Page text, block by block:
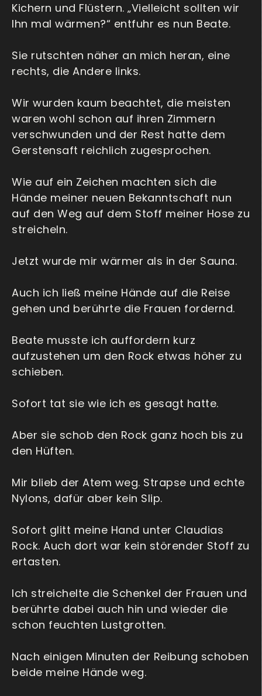
Kichern und Flüstern. „Vielleicht sollten wir
Ihn mal wärmen?“ entfuhr es nun Beate.
Sie rutschten näher an mich heran, eine
rechts, die Andere links.
Wir wurden kaum beachtet, die meisten
waren wohl schon auf ihren Zimmern
verschwunden und der Rest hatte dem
Gerstensaft reichlich zugesprochen.
Wie auf ein Zeichen machten sich die
Hände meiner neuen Bekanntschaft nun
auf den Weg auf dem Stoff meiner Hose zu
streicheln.
Jetzt wurde mir wärmer als in der Sauna.
Auch ich ließ meine Hände auf die Reise
gehen und berührte die Frauen fordernd.
Beate musste ich auffordern kurz
aufzustehen um den Rock etwas höher zu
schieben.
Sofort tat sie wie ich es gesagt hatte.
Aber sie schob den Rock ganz hoch bis zu
den Hüften.
Mir blieb der Atem weg. Strapse und echte
Nylons, dafür aber kein Slip.
Sofort glitt meine Hand unter Claudias
Rock. Auch dort war kein störender Stoff zu
ertasten.
Ich streichelte die Schenkel der Frauen und
berührte dabei auch hin und wieder die
schon feuchten Lustgrotten.
Nach einigen Minuten der Reibung schoben
beide meine Hände weg.